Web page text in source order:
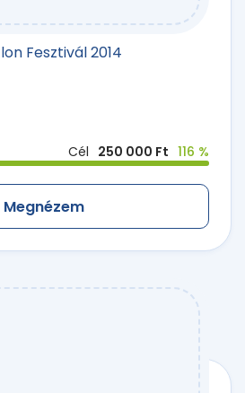
Fesztivál 2014
Cél 250 000 Ft 116 %
Megnézem